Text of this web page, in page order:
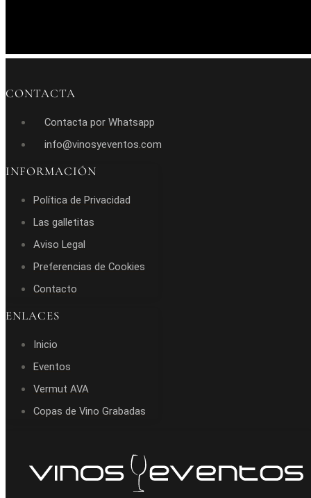
CONTACTA
Contacta por Whatsapp
info@vinosyeventos.com
INFORMACIÓN
Política de Privacidad
Las galletitas
Aviso Legal
Preferencias de Cookies
Contacto
ENLACES
Inicio
Eventos
Vermut AVA
Copas de Vino Grabadas